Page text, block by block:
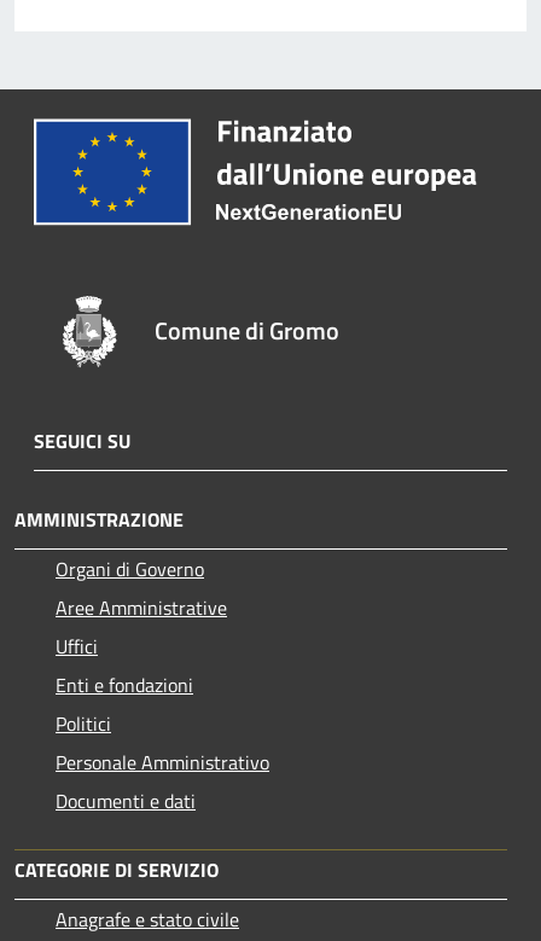
Comune di Gromo
SEGUICI SU
AMMINISTRAZIONE
Organi di Governo
Aree Amministrative
Uffici
Enti e fondazioni
Politici
Personale Amministrativo
Documenti e dati
CATEGORIE DI SERVIZIO
Anagrafe e stato civile